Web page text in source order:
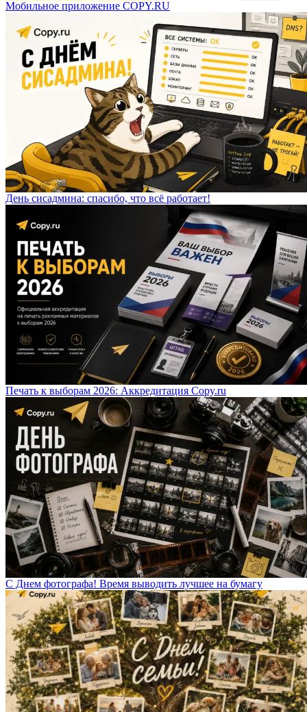
Мобильное приложение COPY.RU
День сисадмина: спасибо, что всё работает!
Печать к выборам 2026: Аккредитация Copy.ru
С Днем фотографа! Время выводить лучшее на бумагу